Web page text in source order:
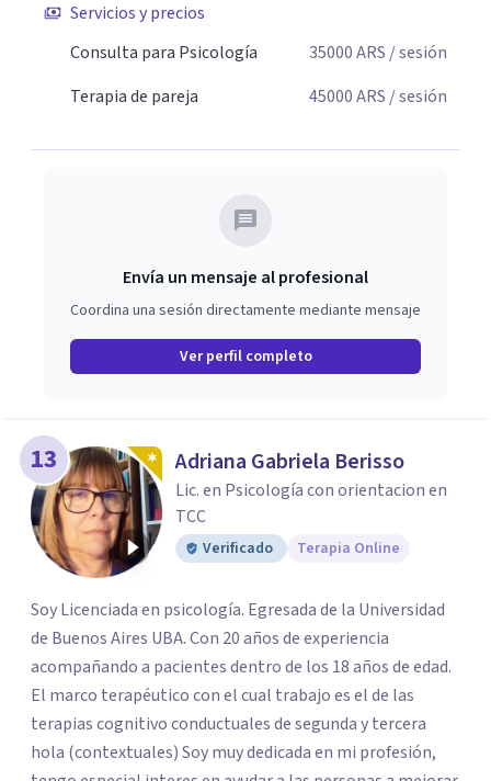
Servicios y precios
Consulta para Psicología
35000ARS / sesión
Terapia de pareja
45000ARS / sesión
Envía un mensaje al profesional
Coordina una sesión directamente mediante mensaje
Ver perfil completo
13 Adriana Gabriela Berisso
Lic. en Psicología con orientacion en
TCC
Verificado Terapia Online
Soy Licenciada en psicología. Egresada de la Universidad
de Buenos Aires UBA. Con 20 años de experiencia
acompañando a pacientes dentro de los 18 años de edad.
El marco terapéutico con el cual trabajo es el de las
terapias cognitivo conductuales de segunda y tercera
hola (contextuales) Soy muy dedicada en mi profesión,